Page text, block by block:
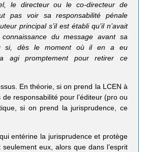
le directeur ou le co-directeur de
pas voir sa responsabilité pénale
principal s’il est établi qu’il n’avait
du message avant sa
si, dès le moment où il en a eu
agi promptement pour retirer ce
En théorie, si on prend la LCEN à
de responsabilité pour l’éditeur (pro ou
si on prend la jurisprudence, ce
entérine la jurisprudence et protège
seulement eux, alors que dans l’esprit